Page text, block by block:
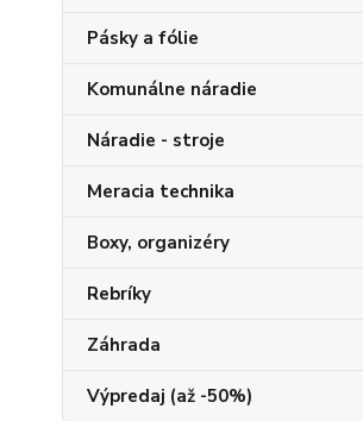
Pásky a fólie
Komunálne náradie
Náradie - stroje
Meracia technika
Boxy, organizéry
Rebríky
Záhrada
Výpredaj (až -50%)